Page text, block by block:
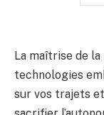
La maîtrise de
technologies
sur vos trajets